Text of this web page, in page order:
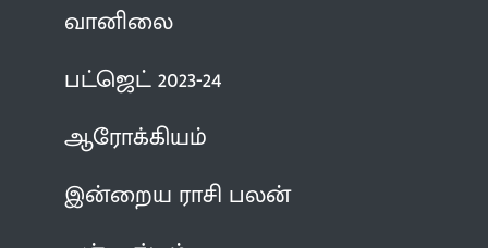
வானிலை
பட்ஜெட் 2023-24
ஆரோக்கியம்
இன்றைய ராசி பலன்